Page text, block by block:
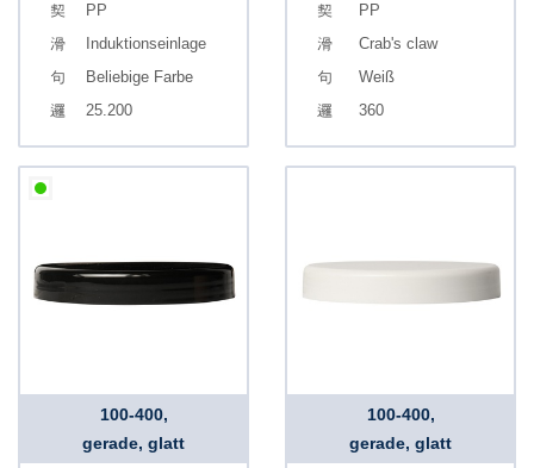
PP
Induktionseinlage
Beliebige Farbe
25.200
PP
Crab's claw
Weiß
360
100-400,
gerade, glatt
100-400,
gerade, glatt